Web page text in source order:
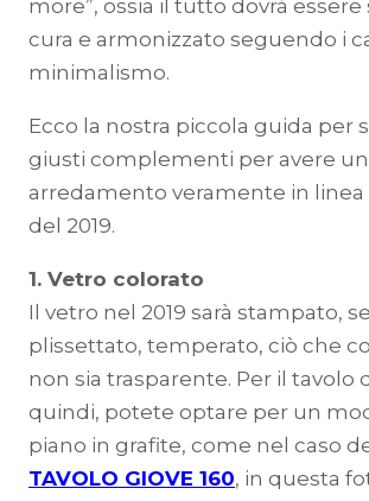
more”, ossia il tutto dovrà
cura e armonizzato seguendo i
minimalismo.
Ecco la nostra piccola guida per
giusti complementi per avere un
arredamento veramente in linea
del 2019.
1. Vetro colorato
Il vetro nel 2019 sarà stampato,
plissettato, temperato, ciò che
non sia trasparente. Per il tavolo
quindi, potete optare per un
piano in grafite, come nel caso
TAVOLO GIOVE 160, in questa